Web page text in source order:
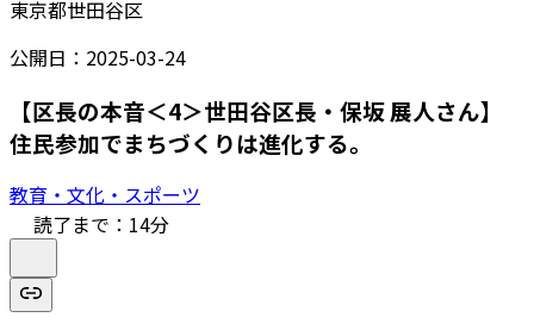
東京都世田谷区
公開日： 2025-03-24
【区長の本音＜4＞世田谷区長・保坂 展人さん】
住民参加でまちづくりは進化する。
教育・文化・スポーツ
読了まで： 14分